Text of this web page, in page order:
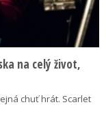
na celý život,
chuť hrát. Scarlet